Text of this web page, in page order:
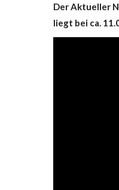
Der Aktueller
liegt bei ca.